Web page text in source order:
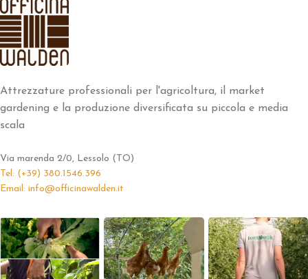
Attrezzature professionali per l'agricoltura, il market
gardening e la produzione diversificata su piccola e media
scala
Via marenda 2/0, Lessolo (TO)
Tel: (+39) 380.1546.396
Email: info@officinawalden.it